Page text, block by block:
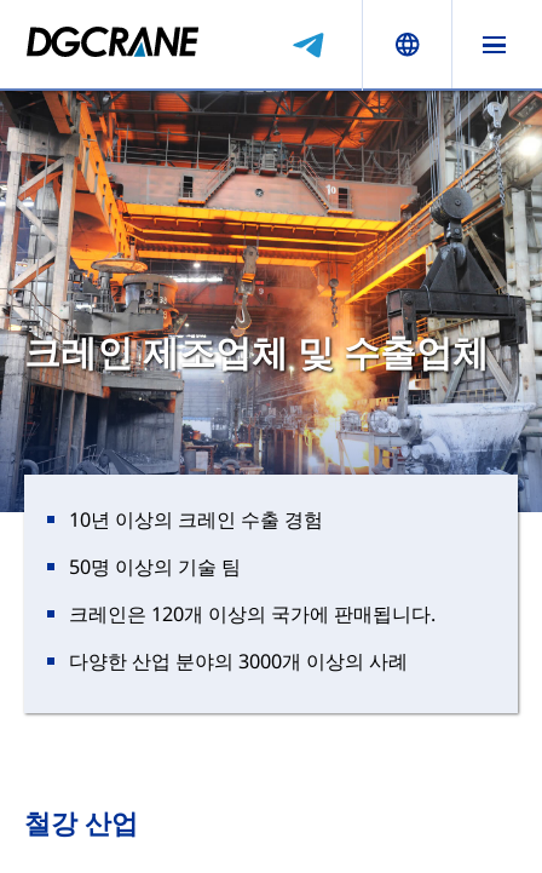
크레인 제조업체 및 수출업체
10년 이상의 크레인 수출 경험
50명 이상의 기술 팀
크레인은 120개 이상의 국가에 판매됩니다.
다양한 산업 분야의 3000개 이상의 사례
철강 산업